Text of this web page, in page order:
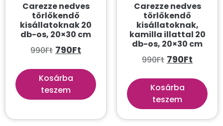
Carezze nedves
törlőkendő
kisállatoknak 20
db-os, 20×30 cm
990Ft 790Ft
Kosárba
teszem
Carezze nedves
törlőkendő
kisállatoknak,
kamilla illattal 20
db-os, 20×30 cm
990Ft 790Ft
Kosárba
teszem
Kutya
Macska
Állatszállítás
Etetés és itatás
Hámok
Higiénia és ápolás